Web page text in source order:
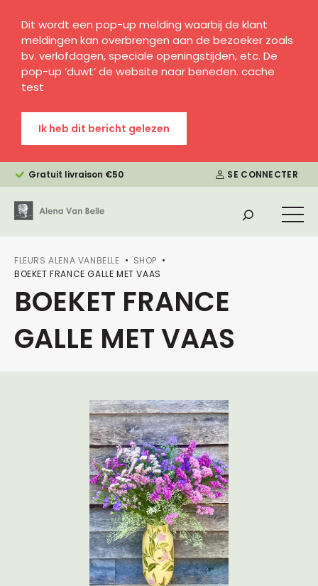
Dit wordt een pop-up melding waarbij de klant
meldingen kan overbrengen aan de bezoeker zoals
bv. verlofdagen, speciale openingstijden, etc. De
pop-up ‘duwt’ de website naar beneden. cache
test
Ik heb dit bericht gelezen
Gratuit livraison €50 SE CONNECTER
FLEURS ALENA VANBELLE
SHOP
BOEKET FRANCE GALLE MET VAAS
BOEKET FRANCE
GALLE MET VAAS